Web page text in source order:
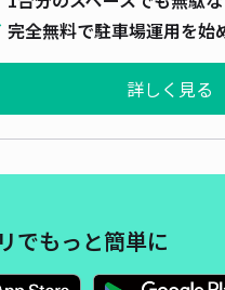
完全無料で駐車場運用を始
詳しく見る
でもっと簡単に